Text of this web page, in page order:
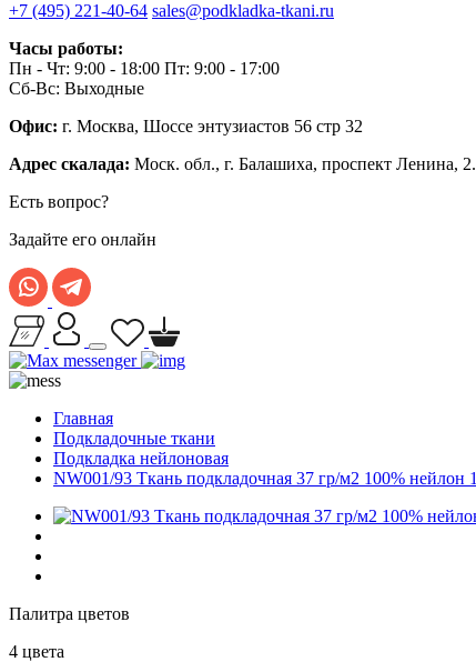
+7 (495) 221-40-64 sales@podkladka-tkani.ru
Часы работы:
Пн - Чт: 9:00 - 18:00 Пт: 9:00 - 17:00
Сб-Вс: Выходные
Офис: г. Москва, Шоссе энтузиастов 56 стр 32
Адрес скалада: Моск. обл., г. Балашиха, проспект Ленина, 2.
Есть вопрос?
Задайте его онлайн
Главная
Подкладочные ткани
Подкладка нейлоновая
NW001/93 Ткань подкладочная 37 гр/м2 100% нейлон
Палитра цветов
4 цвета